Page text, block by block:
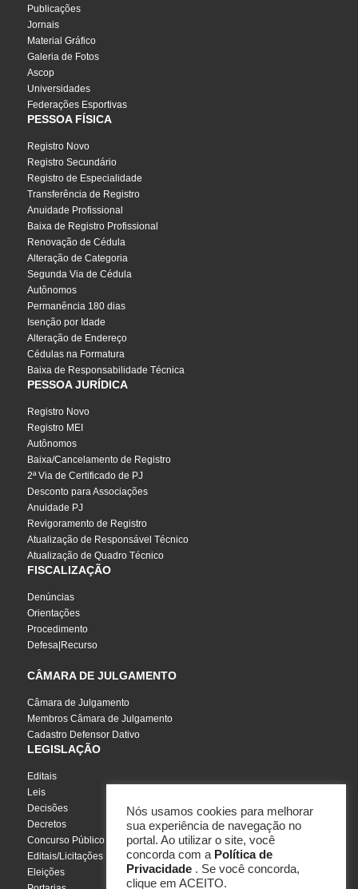
Publicações
Jornais
Material Gráfico
Galeria de Fotos
Ascop
Universidades
Federações Esportivas
PESSOA FÍSICA
Registro Novo
Registro Secundário
Registro de Especialidade
Transferência de Registro
Anuidade Profissional
Baixa de Registro Profissional
Renovação de Cédula
Alteração de Categoria
Segunda Via de Cédula
Autônomos
Permanência 180 dias
Isenção por Idade
Alteração de Endereço
Cédulas na Formatura
Baixa de Responsabilidade Técnica
PESSOA JURÍDICA
Registro Novo
Registro MEI
Autônomos
Baixa/Cancelamento de Registro
2ª Via de Certificado de PJ
Desconto para Associações
Anuidade PJ
Revigoramento de Registro
Atualização de Responsável Técnico
Atualização de Quadro Técnico
FISCALIZAÇÃO
Denúncias
Orientações
Procedimento
Defesa|Recurso
CÂMARA DE JULGAMENTO
Câmara de Julgamento
Membros Câmara de Julgamento
Cadastro Defensor Dativo
LEGISLAÇÃO
Editais
Leis
Decisões
Decretos
Concurso Público
Editais/Licitações
Eleições
Nós usamos cookies para melhorar
sua experiência de navegação no
portal. Ao utilizar o site, você
concorda com a Política de
Privacidade . Se você concorda,
clique em ACEITO.